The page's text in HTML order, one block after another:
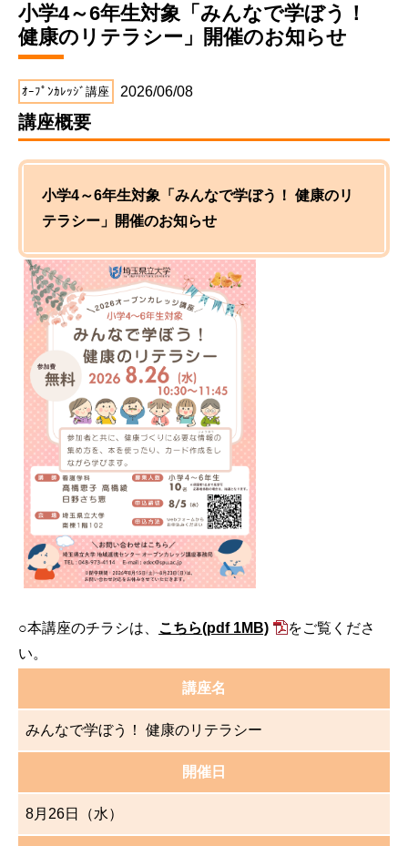
小学4～6年生対象「みんなで学ぼう！
健康のリテラシー」開催のお知らせ
ｵｰﾌﾟﾝｶﾚｯｼﾞ講座 2026/06/08
講座概要
小学4～6年生対象「みんなで学ぼう！ 健康のリ
テラシー」開催のお知らせ
○本講座のチラシは、 こちら(pdf 1MB)
をご覧くださ
い。
講座名
みんなで学ぼう！ 健康のリテラシー
開催日
8月26日（水）